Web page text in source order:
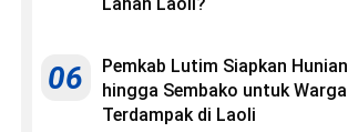
06
Pemkab Lutim Siapkan Hunian
hingga Sembako untuk Warga
Terdampak di Laoli